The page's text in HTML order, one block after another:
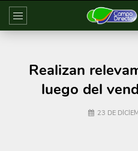
Realizan
luego del
23 DE